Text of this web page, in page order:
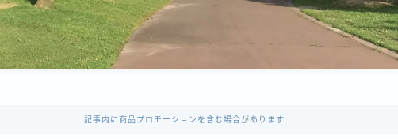
記事内に商品プロモーションを含む場合があります